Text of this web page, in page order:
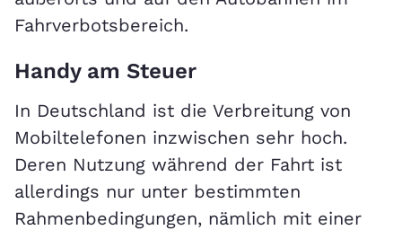
Fahrverbotsbereich.
Handy am Steuer
In Deutschland ist die Verbreitung von
Mobiltelefonen inzwischen sehr hoch.
Deren Nutzung während der Fahrt ist
allerdings nur unter bestimmten
Rahmenbedingungen, nämlich mit einer